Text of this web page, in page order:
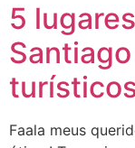
5
Faala meus